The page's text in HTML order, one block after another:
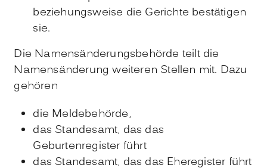
beziehungsweise die Gerichte bestätigen
sie.
Die Namensänderungsbehörde teilt die
Namensänderung weiteren Stellen mit. Dazu
gehören
die Meldebehörde,
das Standesamt, das das
Geburtenregister führt
das Standesamt, das das Eheregister führt